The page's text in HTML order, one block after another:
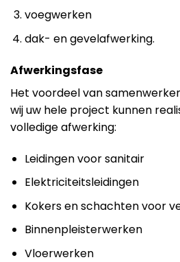
voegwerken
dak- en gevelafwerking.
Afwerkingsfase
Het voordeel van
wij uw hele project kunnen
volledige afwerking:
Leidingen voor sanitair
Elektriciteitsleidingen
Kokers en schachten voor
Binnenpleisterwerken
Vloerwerken